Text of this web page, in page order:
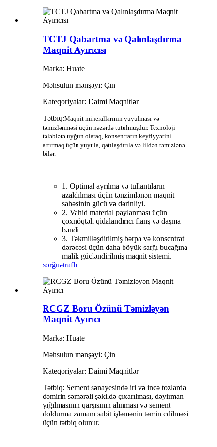
TCTJ Qabartma və Qalınlaşdırma
Maqnit Ayırıcısı
Marka: Huate
Məhsulun mənşəyi: Çin
Kateqoriyalar: Daimi Maqnitlər
Tətbiq:Maqnit minerallarının yuyulması və
təmizlənməsi üçün nəzərdə tutulmuşdur. Texnoloji
tələblərə uyğun olaraq, konsentratın keyfiyyətini
artırmaq üçün yuyula, qatılaşdırıla və lildən təmizlənə
bilər.
1. Optimal ayrılma və tullantıların
azaldılması üçün tənzimlənən maqnit
sahəsinin gücü və dərinliyi.
2. Vahid material paylanması üçün
çoxnöqtəli qidalandırıcı flanş və daşma
bəndi.
3. Təkmilləşdirilmiş bərpa və konsentrat
dərəcəsi üçün daha böyük sarğı bucağına
malik gücləndirilmiş maqnit sistemi.
sorğuətraflı
RCGZ Boru Özünü Təmizləyən
Maqnit Ayırıcı
Marka: Huate
Məhsulun mənşəyi: Çin
Kateqoriyalar: Daimi Maqnitlər
Tətbiq: Sement sənayesində iri və incə tozlarda
dəmirin səmərəli şəkildə çıxarılması, dəyirman
yığılmasının qarşısının alınması və sement
doldurma zamanı sabit işləmənin təmin edilməsi
üçün tətbiq olunur.